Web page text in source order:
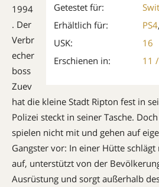
Getestet für:
Erhältlich für:
PS4,
USK:
16
Erschienen in:
11
1994
. Der
Verbr
echer
boss
Zuev
hat die kleine Stadt Ripton fest in
Polizei steckt in seiner Tasche.
spielen nicht mit und gehen auf
Gangster vor: In einer Hütte
auf, unterstützt von der
Ausrüstung und sorgt außerhalb